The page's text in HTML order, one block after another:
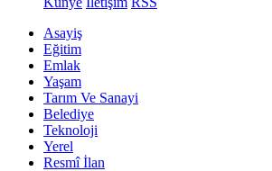
Asayiş
Eğitim
Emlak
Yaşam
Tarım Ve Sanayi
Belediye
Teknoloji
Yerel
Resmî İlan